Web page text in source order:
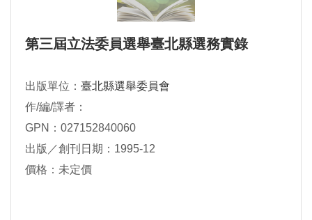
第三屆立法委員選舉臺北縣選務實錄
出版單位： 臺北縣選舉委員會
作/編/譯者：
GPN：027152840060
出版／創刊日期：1995-12
價格：未定價